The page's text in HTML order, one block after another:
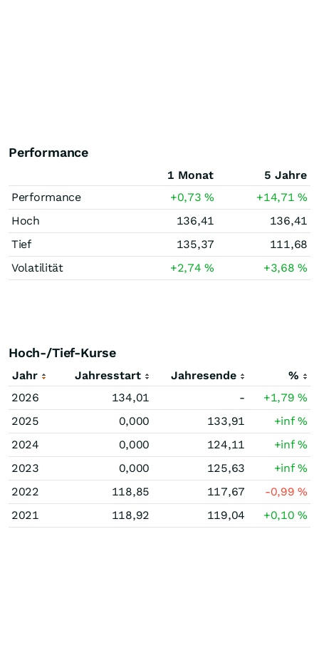
Performance
1 Monat
5 Jahre
Performance
+0,73% +14,71%
Hoch
136,41
136,41
Tief
135,37
111,68
Volatilität
+2,74% +3,68%
Hoch-/Tief-Kurse
Jahr Jahresstart Jahresende
%
2026
134,01 - +1,79%
2025
0,000 133,91 +inf%
2024
0,000 124,11 +inf%
2023
0,000 125,63 +inf%
2022
118,85 117,67 -0,99%
2021
118,92 119,04 +0,10%